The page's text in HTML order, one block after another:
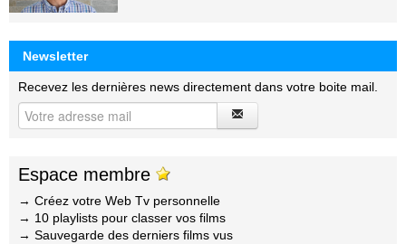
Newsletter
Recevez les dernières news directement dans votre boite mail.
Espace membre
→ Créez votre Web Tv personnelle
→ 10 playlists pour classer vos films
→ Sauvegarde des derniers films vus